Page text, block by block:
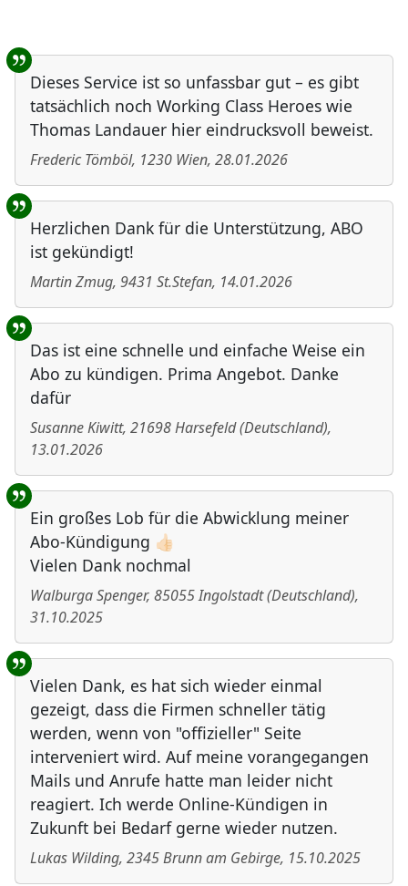
Benutzer-Rückmeldungen
Dieses Service ist so unfassbar gut – es gibt
tatsächlich noch Working Class Heroes wie
Thomas Landauer hier eindrucksvoll beweist.
Frederic Tömböl, 1230 Wien, 28.01.2026
Herzlichen Dank für die Unterstützung, ABO
ist gekündigt!
Martin Zmug, 9431 St.Stefan, 14.01.2026
Das ist eine schnelle und einfache Weise ein
Abo zu kündigen. Prima Angebot. Danke
dafür
Susanne Kiwitt, 21698Harsefeld(Deutschland),
13.01.2026
Ein großes Lob für die Abwicklung meiner
Abo-Kündigung 👍🏻
Vielen Dank nochmal
Walburga Spenger, 85055Ingolstadt(Deutschland),
31.10.2025
Vielen Dank, es hat sich wieder einmal
gezeigt, dass die Firmen schneller tätig
werden, wenn von "offizieller" Seite
interveniert wird. Auf meine vorangegangen
Mails und Anrufe hatte man leider nicht
reagiert. Ich werde Online-Kündigen in
Zukunft bei Bedarf gerne wieder nutzen.
Lukas Wilding, 2345Brunn am Gebirge, 15.10.2025